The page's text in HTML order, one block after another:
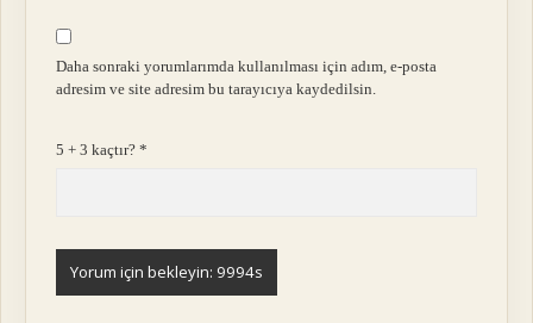
Daha sonraki yorumlarımda kullanılması için adım, e-posta
adresim ve site adresim bu tarayıcıya kaydedilsin.
5 + 3 kaçtır?*